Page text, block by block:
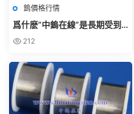
鎢價格行情
爲什麽“中鎢在線”是長期受到
鎢钼行業關注的權威微信公衆
212